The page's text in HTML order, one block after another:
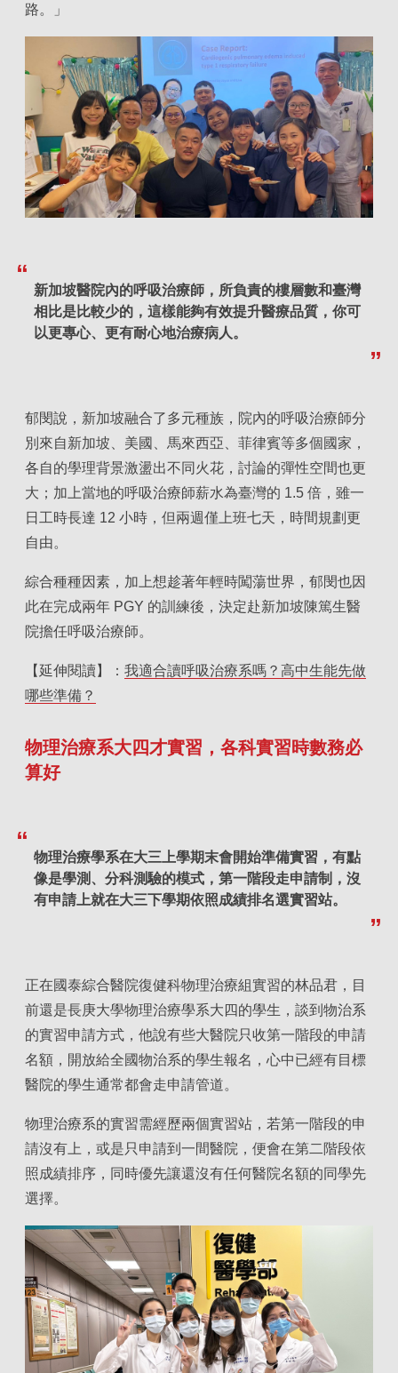
路。」
新加坡醫院內的呼吸治療師，所負責的樓層數和臺灣
相比是比較少的，這樣能夠有效提升醫療品質，你可
以更專心、更有耐心地治療病人。
郁閔說，新加坡融合了多元種族，院內的呼吸治療師分
別來自新加坡、美國、馬來西亞、菲律賓等多個國家，
各自的學理背景激盪出不同火花，討論的彈性空間也更
大；加上當地的呼吸治療師薪水為臺灣的 1.5 倍，雖一
日工時長達 12 小時，但兩週僅上班七天，時間規劃更
自由。
綜合種種因素，加上想趁著年輕時闖蕩世界，郁閔也因
此在完成兩年 PGY 的訓練後，決定赴新加坡陳篤生醫
院擔任呼吸治療師。
【延伸閱讀】： 我適合讀呼吸治療系嗎？高中生能先做
哪些準備？
物理治療系大四才實習，各科實習時數務必
算好
物理治療學系在大三上學期末會開始準備實習，有點
像是學測、分科測驗的模式，第一階段走申請制，沒
有申請上就在大三下學期依照成績排名選實習站。
正在國泰綜合醫院復健科物理治療組實習的林品君，目
前還是長庚大學物理治療學系大四的學生，談到物治系
的實習申請方式，他說有些大醫院只收第一階段的申請
名額，開放給全國物治系的學生報名，心中已經有目標
醫院的學生通常都會走申請管道。
物理治療系的實習需經歷兩個實習站，若第一階段的申
請沒有上，或是只申請到一間醫院，便會在第二階段依
照成績排序，同時優先讓還沒有任何醫院名額的同學先
選擇。